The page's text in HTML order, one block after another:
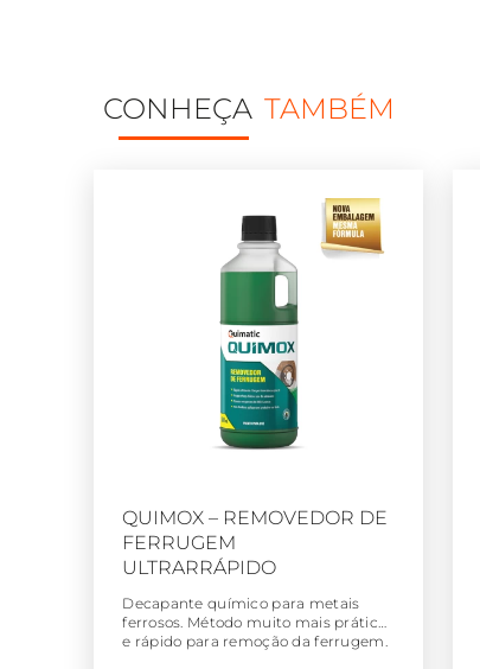
CONHEÇA TAMBÉM
QUIMOX – REMOVEDOR DE
FERRUGEM
ULTRARRÁPIDO
Decapante químico para metais
ferrosos. Método muito mais prático
e rápido para remoção da ferrugem.